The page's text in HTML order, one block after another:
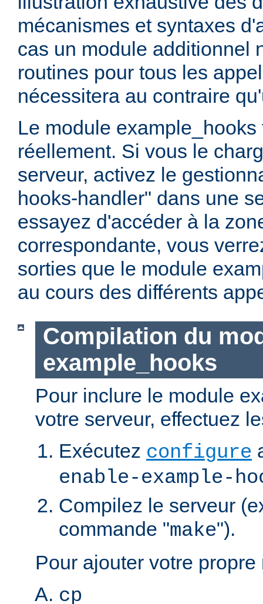
mécanismes et syntaxes
cas un module additionnel
routines pour tous les
nécessitera au contraire
Le module example_hooks
réellement. Si vous le
serveur, activez le
hooks-handler" dans une
essayez d'accéder à la
correspondante, vous
sorties que le module
au cours des différents
Compilation du
example_hooks
Pour inclure le module
votre serveur, effectuez
Exécutez configure
enable-example-
Compilez le serveur
commande "make").
Pour ajouter votre propre
cp